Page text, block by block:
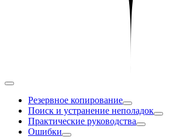
Резервное копирование
Поиск и устранение неполадок
Практические руководства
Ошибки